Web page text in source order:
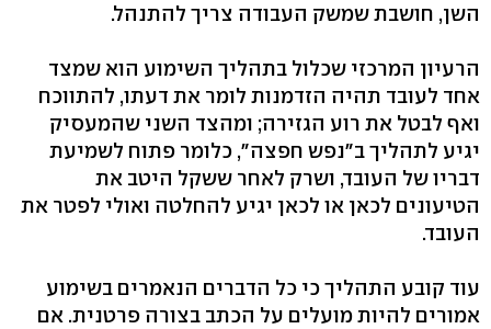
השן, חושבת שמשק העבודה צריך להתנהל.
הרעיון המרכזי שכלול בתהליך השימוע הוא שמצד
אחד לעובד תהיה הזדמנות לומר את דעתו, להתווכח
ואף לבטל את רוע הגזירה; ומהצד השני שהמעסיק
יגיע לתהליך ב"נפש חפצה", כלומר פתוח לשמיעת
דבריו של העובד, ושרק לאחר ששקל היטב את
הטיעונים לכאן או לכאן יגיע להחלטה ואולי לפטר את
העובד.
עוד קובע התהליך כי כל הדברים הנאמרים בשימוע
אמורים להיות מועלים על הכתב בצורה פרטנית. אם